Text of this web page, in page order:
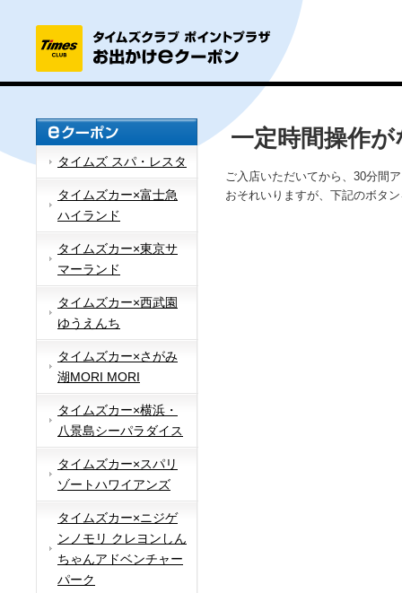
タイムズ スパ・レスタ
タイムズカー×富士急
ハイランド
タイムズカー×東京サ
マーランド
タイムズカー×西武園
ゆうえんち
タイムズカー×さがみ
湖MORI MORI
タイムズカー×横浜・
八景島シーパラダイス
タイムズカー×スパリ
ゾートハワイアンズ
タイムズカー×ニジゲ
ンノモリ クレヨンしん
ちゃんアドベンチャー
パーク
一定時間操作
ご入店いただいてから、30分間
おそれいりますが、下記のボタ